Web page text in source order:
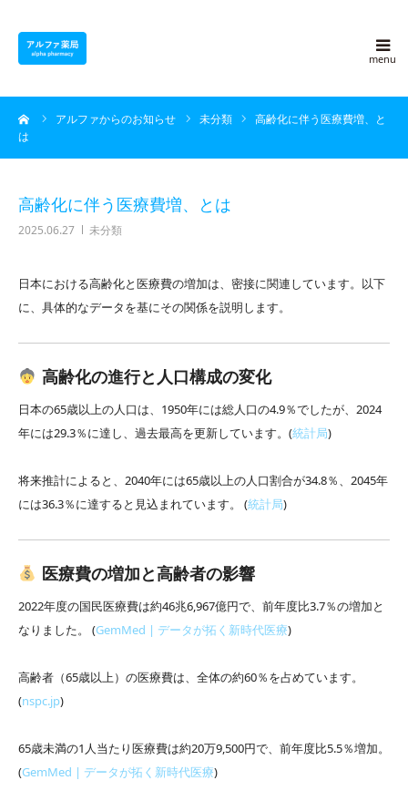
アルファからのお知らせ 未分類
高齢化に伴う医療費増、と
は
高齢化に伴う医療費増、とは
2025.06.27 未分類
日本における高齢化と医療費の増加は、密接に関連しています。以下
に、具体的なデータを基にその関係を説明します。
高齢化の進行と人口構成の変化
日本の65歳以上の人口は、1950年には総人口の4.9％でしたが、2024
年には29.3％に達し、過去最高を更新しています。(統計局)
将来推計によると、2040年には65歳以上の人口割合が34.8％、2045年
には36.3％に達すると見込まれています。 (統計局)
医療費の増加と高齢者の影響
2022年度の国民医療費は約46兆6,967億円で、前年度比3.7％の増加と
なりました。 (GemMed | データが拓く新時代医療)
高齢者（65歳以上）の医療費は、全体の約60％を占めています。
(nspc.jp)
65歳未満の1人当たり医療費は約20万9,500円で、前年度比5.5％増加。
(GemMed | データが拓く新時代医療)
採用情報
アルファ豆知識
ブログ
お問い合わせ